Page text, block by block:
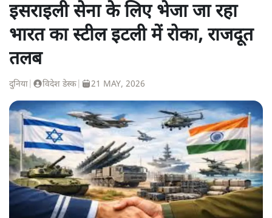
इसराइली सेना के लिए भेजा जा रहा
भारत का स्टील इटली में रोका, राजदूत
तलब
दुनिया विदेश डेस्क 21 MAY, 2026